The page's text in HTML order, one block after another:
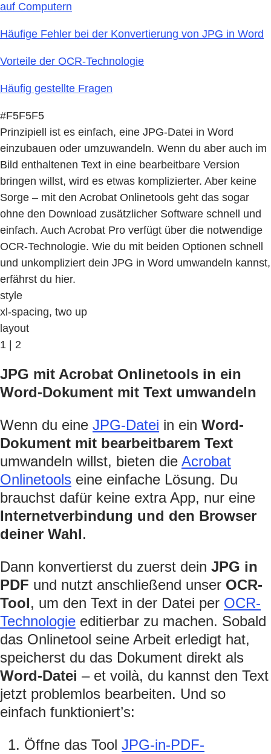
auf Computern
Häufige Fehler bei der Konvertierung von JPG in Word
Vorteile der OCR-Technologie
Häufig gestellte Fragen
#F5F5F5
Prinzipiell ist es einfach, eine JPG-Datei in Word
einzubauen oder umzuwandeln. Wenn du aber auch im
Bild enthaltenen Text in eine bearbeitbare Version
bringen willst, wird es etwas komplizierter. Aber keine
Sorge – mit den Acrobat Onlinetools geht das sogar
ohne den Download zusätzlicher Software schnell und
einfach. Auch Acrobat Pro verfügt über die notwendige
OCR-Technologie. Wie du mit beiden Optionen schnell
und unkompliziert dein JPG in Word umwandeln kannst,
erfährst du hier.
style
xl-spacing, two up
layout
1 | 2
JPG mit Acrobat Onlinetools in ein
Word-Dokument mit Text umwandeln
Wenn du eine JPG-Datei in ein Word-
Dokument mit bearbeitbarem Text
umwandeln willst, bieten die Acrobat
Onlinetools eine einfache Lösung. Du
brauchst dafür keine extra App, nur eine
Internetverbindung und den Browser
deiner Wahl.
Dann konvertierst du zuerst dein JPG in
PDF und nutzt anschließend unser OCR-
Tool, um den Text in der Datei per OCR-
Technologie editierbar zu machen. Sobald
das Onlinetool seine Arbeit erledigt hat,
speicherst du das Dokument direkt als
Word-Datei – et voilà, du kannst den Text
jetzt problemlos bearbeiten. Und so
einfach funktioniert’s:
Öffne das Tool JPG-in-PDF-